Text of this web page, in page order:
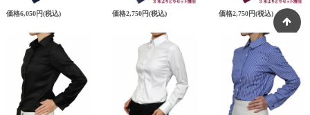
価格6,050円(税込) 価格2,750円(税込) 価格2,750円(税込)